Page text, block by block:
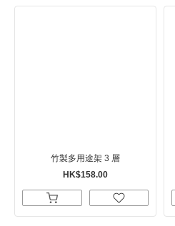
竹製多用途架 3 層
HK$158.00